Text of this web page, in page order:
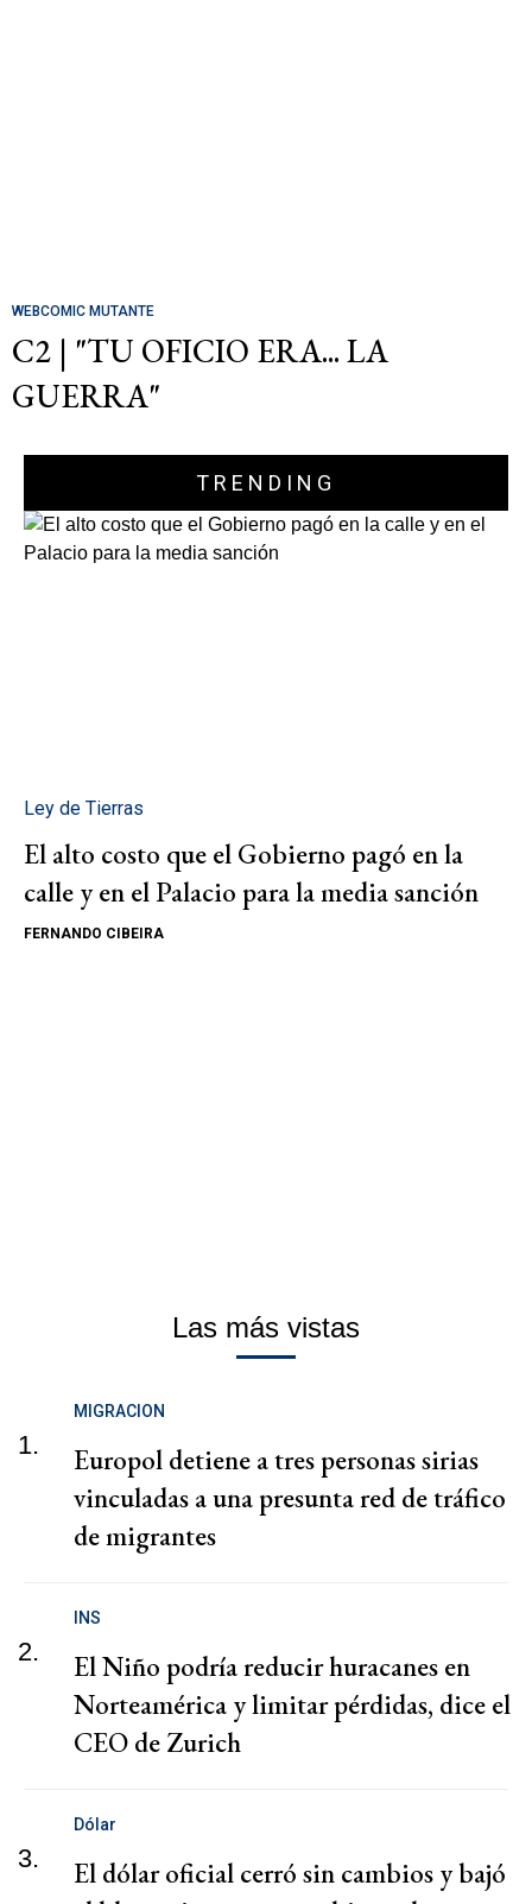
WEBCOMIC MUTANTE
C2 | "TU OFICIO ERA... LA
GUERRA"
TRENDING
Ley de Tierras
El alto costo que el Gobierno pagó en la
calle y en el Palacio para la media sanción
FERNANDO CIBEIRA
Las más vistas
1.
MIGRACION
Europol detiene a tres personas sirias
vinculadas a una presunta red de tráfico
de migrantes
2.
INS
El Niño podría reducir huracanes en
Norteamérica y limitar pérdidas, dice el
CEO de Zurich
3.
Dólar
El dólar oficial cerró sin cambios y bajó